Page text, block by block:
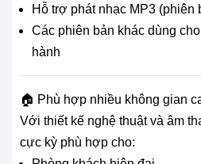
Hỗ trợ phát nhạc MP3 (phiên
Các phiên bản khác dùng
hành
🏠 Phù hợp nhiều không gian
Với thiết kế nghệ thuật và âm
cực kỳ phù hợp cho: